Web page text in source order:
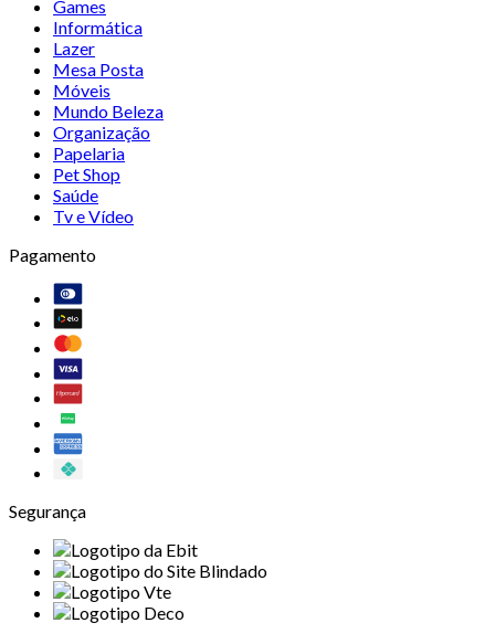
Games
Informática
Lazer
Mesa Posta
Móveis
Mundo Beleza
Organização
Papelaria
Pet Shop
Saúde
Tv e Vídeo
Pagamento
Segurança